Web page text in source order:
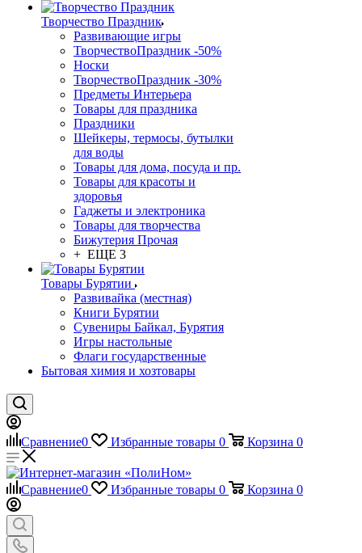
Творчество Праздник
Развивающие игры
ТворчествоПраздник -50%
Носки
ТворчествоПраздник -30%
Предметы Интерьера
Товары для праздника
Праздники
Шейкеры, термосы, бутылки
для воды
Товары для дома, посуда и пр.
Товары для красоты и
здоровья
Гаджеты и электроника
Товары для творчества
Бижутерия Прочая
+ ЕЩЕ 3
Товары Бурятии
Развивайка (местная)
Книги Бурятии
Сувениры Байкал, Бурятия
Игры настольные
Флаги государственные
Бытовая химия и хозтовары
Сравнение0 Избранные товары 0 Корзина 0
Сравнение0 Избранные товары 0 Корзина 0